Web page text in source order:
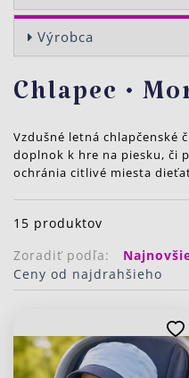
Výrobca
Chlapec •
Vzdušné letná chlapčenské
doplnok k hre na piesku, či
ochránia citlivé miesta
15 produktov
Zoradiť podľa:
Ceny od najdrahšieho